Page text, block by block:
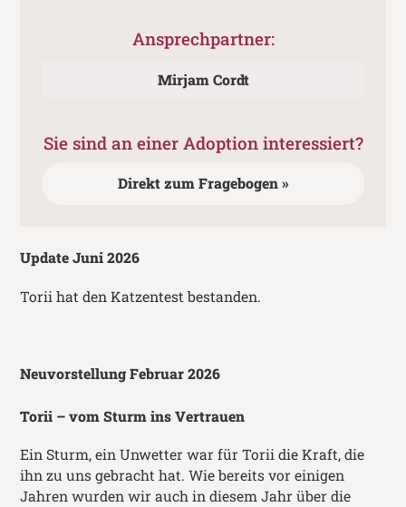
Update Juni 2026
Torii hat den Katzentest bestanden.
Neuvorstellung Februar 2026
Torii – vom Sturm ins Vertrauen
Ein Sturm, ein Unwetter war für Torii die Kraft, die
ihn zu uns gebracht hat. Wie bereits vor einigen
Jahren wurden wir auch in diesem Jahr über die
Ansprechpartner:
Mirjam Cordt
Sie sind an einer Adoption interessiert?
Direkt zum Fragebogen »